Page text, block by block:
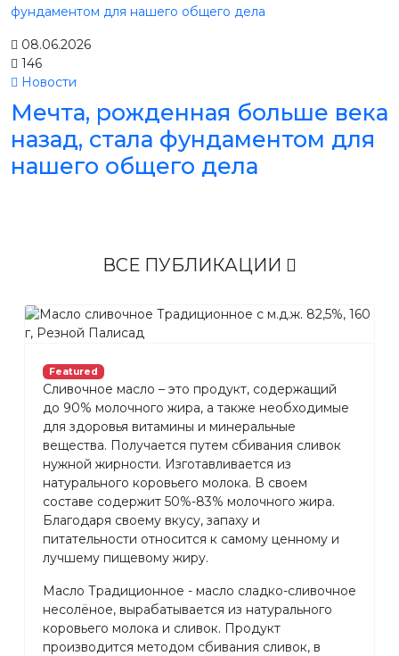
08.06.2026
146
Новости
Мечта, рожденная больше века
назад, стала фундаментом для
нашего общего дела
ВСЕ ПУБЛИКАЦИИ
Featured
Сливочное масло – это продукт, содержащий
до 90% молочного жира, а также необходимые
для здоровья витамины и минеральные
вещества. Получается путем сбивания сливок
нужной жирности. Изготавливается из
натурального коровьего молока. В своем
составе содержит 50%-83% молочного жира.
Благодаря своему вкусу, запаху и
питательности относится к самому ценному и
лучшему пищевому жиру.
Масло Традиционное - масло сладко-сливочное
несолёное, вырабатывается из натурального
коровьего молока и сливок. Продукт
производится методом сбивания сливок, в